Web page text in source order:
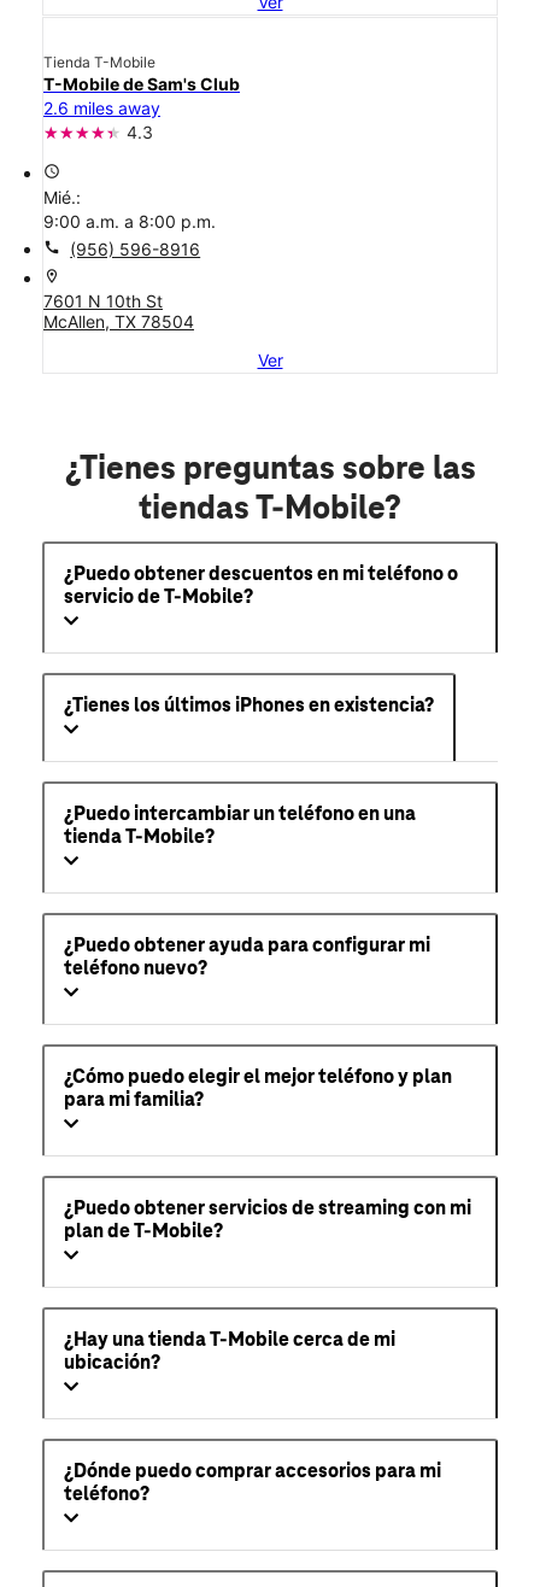
Tienda T-Mobile
T-Mobile de Sam's Club
2.6 miles away
4.3
access_time
Mié.:
9:00 a.m. a 8:00 p.m.
call (956) 596-8916
location_on
7601 N 10th St
McAllen, TX 78504
Ver
¿Tienes preguntas sobre las
tiendas T-Mobile?
¿Puedo obtener descuentos en mi teléfono o
servicio de T-Mobile?
¿Tienes los últimos iPhones en existencia?
¿Puedo intercambiar un teléfono en una
tienda T-Mobile?
¿Puedo obtener ayuda para configurar mi
teléfono nuevo?
¿Cómo puedo elegir el mejor teléfono y plan
para mi familia?
¿Puedo obtener servicios de streaming con mi
plan de T-Mobile?
¿Hay una tienda T-Mobile cerca de mi
ubicación?
¿Dónde puedo comprar accesorios para mi
teléfono?